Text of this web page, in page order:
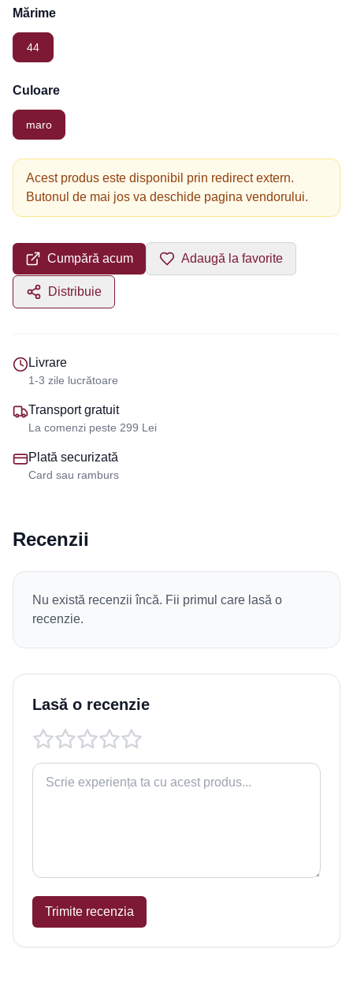
Mărime
44
Culoare
maro
Acest produs este disponibil prin redirect extern.
Butonul de mai jos va deschide pagina vendorului.
Cumpără acum Adaugă la favorite
Distribuie
Livrare
1-3 zile lucrătoare
Transport gratuit
La comenzi peste 299 Lei
Plată securizată
Card sau ramburs
Recenzii
Nu există recenzii încă. Fii primul care lasă o
recenzie.
Lasă o recenzie
Trimite recenzia